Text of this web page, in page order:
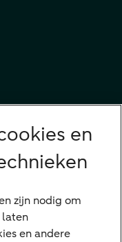
en
zijn nodig om
laten
en andere